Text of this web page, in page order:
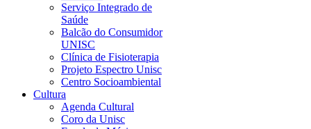
Serviço Integrado de
Saúde
Balcão do Consumidor
UNISC
Clínica de Fisioterapia
Projeto Espectro Unisc
Centro Socioambiental
Cultura
Agenda Cultural
Coro da Unisc